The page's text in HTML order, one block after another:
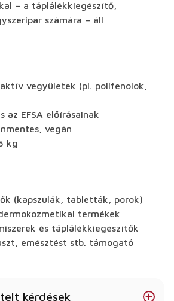
– a táplálékkiegészítő,
számára – áll
vegyületek (pl. polifenolok,
az EFSA előírásainak
vegán
kg
(kapszulák, tabletták, porok)
termékek
és táplálékkiegészítők
emésztést stb. támogató
kérdések